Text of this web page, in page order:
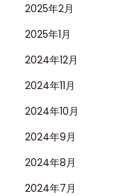
2025年2月
2025年1月
2024年12月
2024年11月
2024年10月
2024年9月
2024年8月
2024年7月